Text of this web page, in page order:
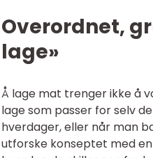
Overordnet,
lage»
Å lage mat trenger ikke å
lage som passer for selv
hverdager, eller når man
utforske konseptet med